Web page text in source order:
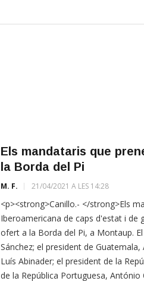
Els mandataris que
la Borda del Pi
M. F. 21/04/2021 A LES 14:28
<p><strong>Canillo.- </strong>Els
Iberoamericana de caps d'estat i de
ofert a la Borda del Pi, a Montaup.
Sánchez; el president de
Luís Abinader; el president de la
de la República Portuguesa,